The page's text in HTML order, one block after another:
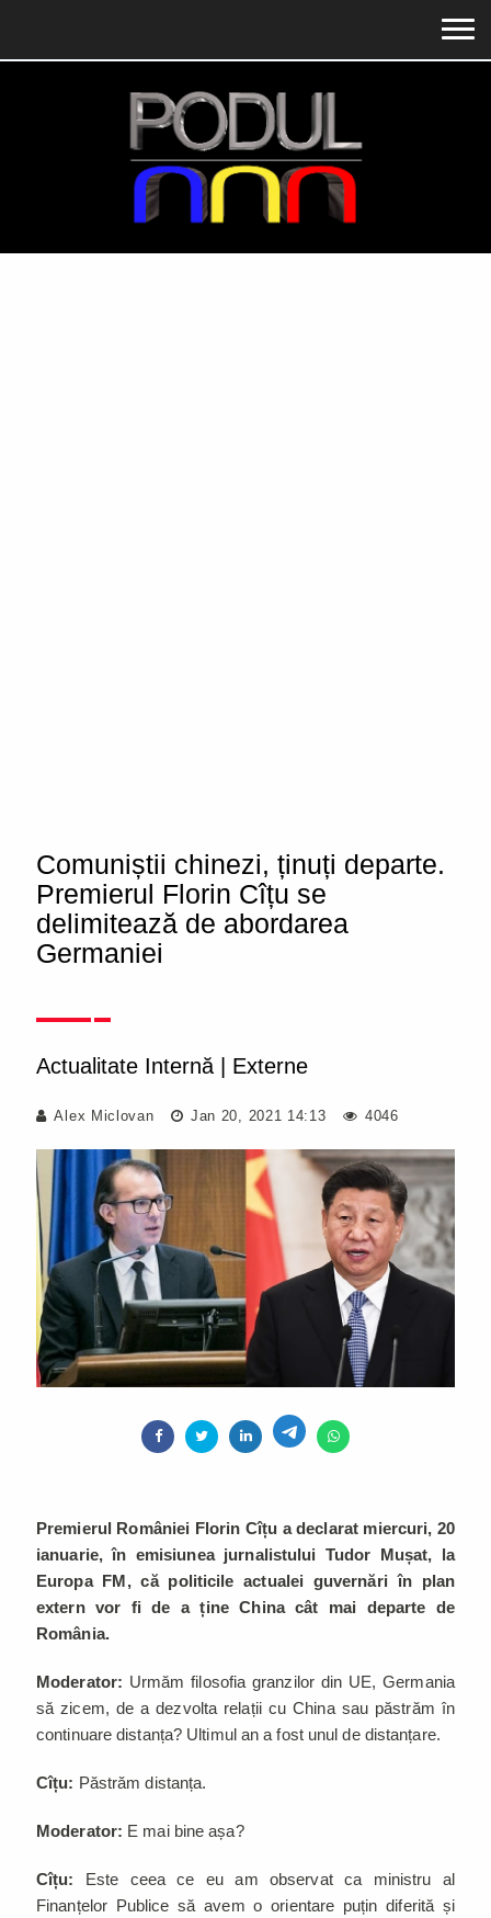
Comuniștii chinezi, ținuți departe.
Premierul Florin Cîțu se
delimitează de abordarea
Germaniei
Actualitate Internă Externe
Alex Miclovan Jan 20, 2021 14:13 4046
Premierul României Florin Cîțu a declarat miercuri, 20
ianuarie, în emisiunea jurnalistului Tudor Mușat, la
Europa FM, că politicile actualei guvernări în plan
extern vor fi de a ține China cât mai departe de
România.
Moderator: Urmăm filosofia granzilor din UE, Germania
să zicem, de a dezvolta relații cu China sau păstrăm în
continuare distanța? Ultimul an a fost unul de distanțare.
Cîțu: Păstrăm distanța.
Moderator: E mai bine așa?
Cîțu: Este ceea ce eu am observat ca ministru al
Finanțelor Publice să avem o orientare puțin diferită și